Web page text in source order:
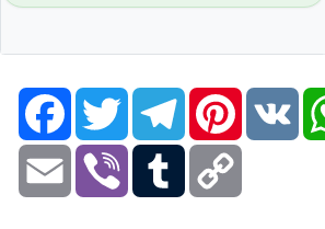
FacebookTwitter TelegramPinterestVK
Email Viber Tumblr